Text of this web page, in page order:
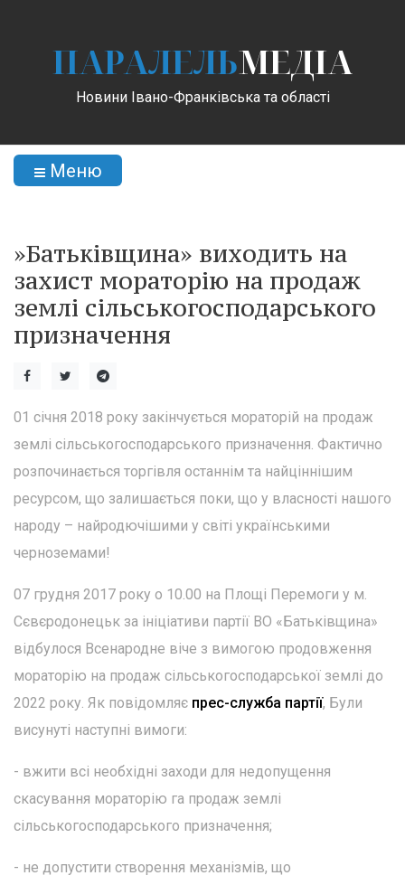
ПАРАЛЕЛЬМЕДІА
Новини Івано-Франківська та області
Меню
»Батьківщина» виходить на
захист мораторію на продаж
землі сільськогосподарського
призначення
01 січня 2018 року закінчується мораторій на продаж
землі сільськогосподарського призначення. Фактично
розпочинається торгівля останнім та найціннішим
ресурсом, що залишається поки, що у власності нашого
народу – найродючішими у світі українськими
черноземами!
07 грудня 2017 року о 10.00 на Площі Перемоги у м.
Сєвєродонецьк за ініціативи партії ВО «Батьківщина»
відбулося Всенародне віче з вимогою продовження
мораторію на продаж сільськогосподарської землі до
2022 року. Як повідомляє прес-служба партії, Були
висунуті наступні вимоги:
- вжити всі необхідні заходи для недопущення
скасування мораторію га продаж землі
сільськогосподарського призначення;
- не допустити створення механізмів, що